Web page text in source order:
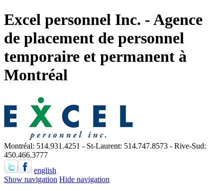
Excel personnel Inc. - Agence
de placement de personnel
temporaire et permanent à
Montréal
Montréal: 514.931.4251 - St-Laurent: 514.747.8573 - Rive-Sud:
450.466.3777
english
Show navigation Hide navigation